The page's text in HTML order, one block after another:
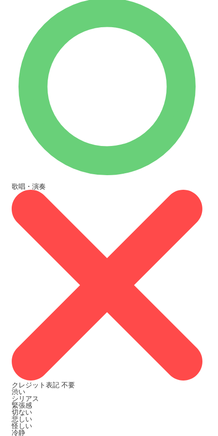
歌唱・演奏
クレジット表記 不要
渋い
シリアス
緊張感
切ない
悲しい
怪しい
冷静